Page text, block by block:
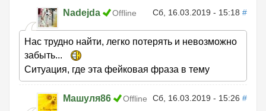
Nadejda Offline Сб, 16.03.2019 - 15:18 #
Нас трудно найти, легко потерять и невозможно
забыть...
Ситуация, где эта фейковая фраза в тему
Машуля86 Offline Сб, 16.03.2019 - 15:26 #